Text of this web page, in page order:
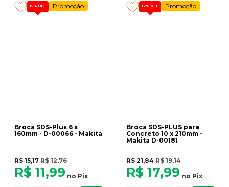
15% OFF Promoção
Broca SDS-Plus 6 x
160mm - D-00066 - Makita
R$ 15,17R$ 12,76
R$ 11,99 no Pix
12% OFF Promoção
Broca SDS-PLUS para
Concreto 10 x 210mm -
Makita D-00181
R$ 21,84R$ 19,14
R$ 17,99 no Pix